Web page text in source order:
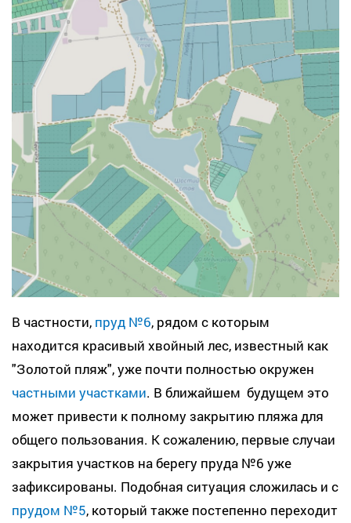
В частности, пруд №6, рядом с которым
находится красивый хвойный лес, известный как
"Золотой пляж", уже почти полностью окружен
частными участками. В ближайшем будущем это
может привести к полному закрытию пляжа для
общего пользования. К сожалению, первые случаи
закрытия участков на берегу пруда №6 уже
зафиксированы. Подобная ситуация сложилась и с
прудом №5, который также постепенно переходит